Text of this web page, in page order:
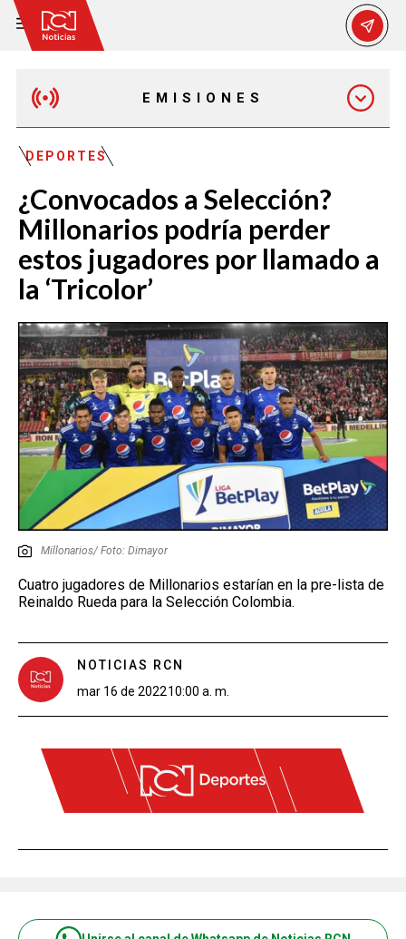
EMISIONES
EMISIÓN 12:30 PM
EMISIÓN 7:00 PM
EMISIÓN 11:30 PM
DEPORTES
¿Convocados a Selección?
Millonarios podría perder
estos jugadores por llamado a
la ‘Tricolor’
Millonarios/ Foto: Dimayor
Cuatro jugadores de Millonarios estarían en la pre-lista de
Reinaldo Rueda para la Selección Colombia.
NOTICIAS RCN
mar 16 de 202210:00 a. m.